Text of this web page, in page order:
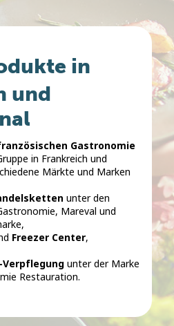
in
und
Gastronomie
in Frankreich und
Märkte und Marken
unter den
Mareval und
Freezer Center,
unter der Marke
Restauration.